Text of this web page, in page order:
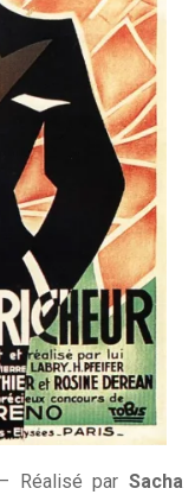
Réalisé par Sacha